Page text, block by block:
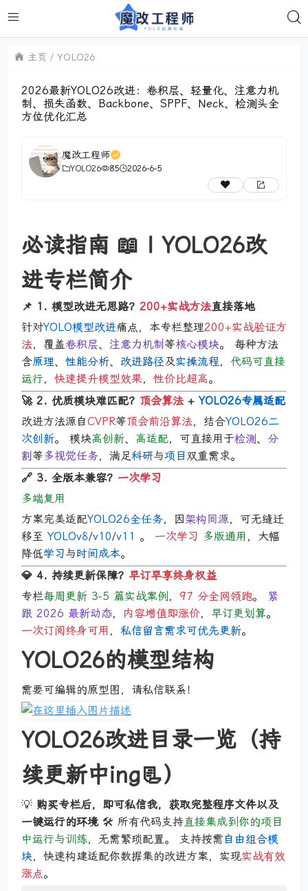
主页 YOLO26
2026最新YOLO26改进：卷积层、轻量化、注意力机
制、损失函数、Backbone、SPPF、Neck、检测头全
方位优化汇总
魔改工程师
YOLO26 85 2026-6-5
必读指南 📖 | YOLO26改
进专栏简介
📌 1. 模型改进无思路？ 200+实战方法直接落地
针对YOLO模型改进痛点，本专栏整理200+实战验证方
法，覆盖卷积层、 注意力机制 等核心模块。 每种方法
含原理、 性能分析、 改进路径及实操流程， 代码可直接
运行， 快速提升模型效果， 性价比超高。
🚀 2. 优质模块难匹配？ 顶会算法 + YOLO26专属适配
改进方法源自CVPR等顶会前沿算法，结合YOLO26二
次创新。 模块高创新、 高适配，可直接用于检测、 分
割等多视觉任务，满足科研与项目双重需求。
🔗 3. 全版本兼容？ 一次学习
多端复用
方案完美适配YOLO26全任务，因架构同源，可无缝迁
移至 YOLOv8/v10/v11 。 一次学习 多版通用 ，大幅
降低学习与时间成本。
💎 4. 持续更新保障？ 早订早享终身权益
专栏每周更新 3-5 篇实战案例， 97 分全网领跑。
紧
跟 2026 最新动态， 内容增值即涨价， 早订更划算。
一次订阅终身可用 ， 私信留言需求可优先更新。
YOLO26的模型结构
需要可编辑的原型图，请私信联系！
YOLO26改进目录一览（持
续更新中ing📃）
💡 购买专栏后，即可私信我，获取完整程序文件以及
一键运行的环境🛠️ 所有代码支持直接集成到你的项目
中运行与训练，无需繁琐配置。 支持按需自由组合模
块，快速构建适配你数据集的改进方案，实现实战有效
涨点。